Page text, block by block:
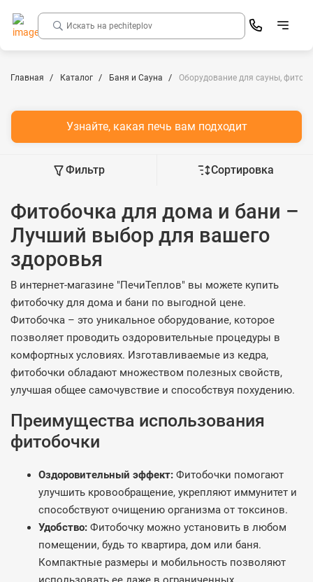
Главная Каталог Баня и Сауна Оборудование для сауны,
Узнайте, какая печь вам подходит
Фильтр Сортировка
Фитобочка для дома и бани –
Лучший выбор для вашего
здоровья
В интернет-магазине "ПечиТеплов" вы можете купить
фитобочку для дома и бани по выгодной цене.
Фитобочка – это уникальное оборудование, которое
позволяет проводить оздоровительные процедуры в
комфортных условиях. Изготавливаемые из кедра,
фитобочки обладают множеством полезных свойств,
улучшая общее самочувствие и способствуя похудению.
Преимущества использования
фитобочки
Оздоровительный эффект: Фитобочки помогают
улучшить кровообращение, укрепляют иммунитет и
способствуют очищению организма от токсинов.
Удобство: Фитобочку можно установить в любом
помещении, будь то квартира, дом или баня.
Компактные размеры и мобильность позволяют